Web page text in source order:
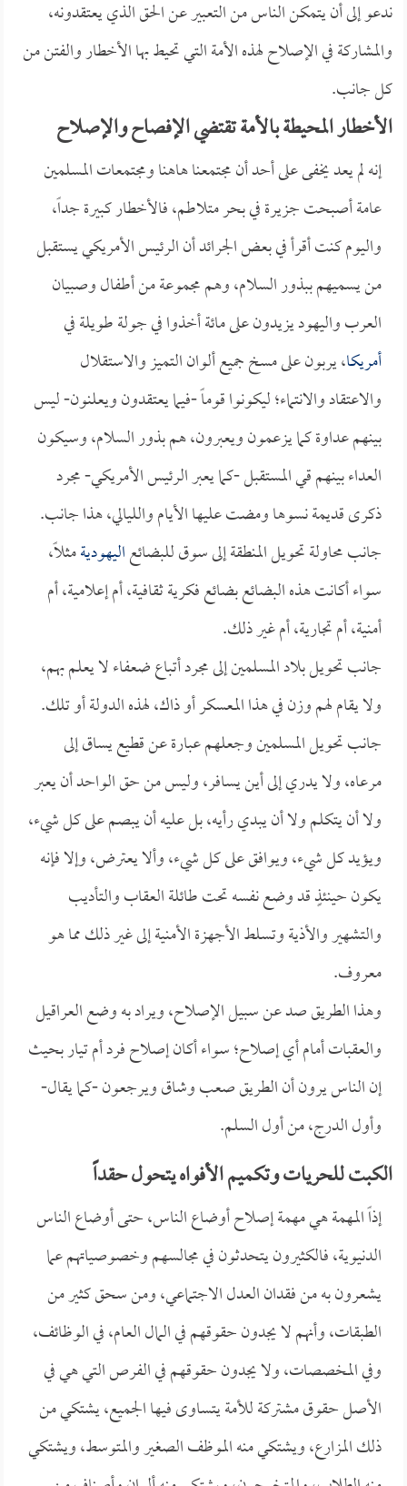
ندعو إلى أن يتمكن الناس من التعبير عن الحق الذي يعتقدونه،
والمشاركة في الإصلاح لهذه الأمة التي تحيط بها الأخطار والفتن من
كل جانب.
الأخطار المحيطة بالأمة تقتضي الإفصاح والإصلاح
إنه لم يعد يخفى على أحد أن مجتمعنا هاهنا ومجتمعات المسلمين
عامة أصبحت جزيرة في بحر متلاطم، فالأخطار كبيرة جداً،
واليوم كنت أقرأ في بعض الجرائد أن الرئيس الأمريكي يستقبل
من يسميهم ببذور السلام، وهم مجموعة من أطفال وصبيان
العرب واليهود يزيدون على مائة أخذوا في جولة طويلة في
أمريكا، يربون على مسخ جميع ألوان التميز والاستقلال
والاعتقاد والانتماء؛ ليكونوا قوماً -فيما يعتقدون ويعلنون- ليس
بينهم عداوة كما يزعمون ويعبرون، هم بذور السلام، وسيكون
العداء بينهم قي المستقبل -كما يعبر الرئيس الأمريكي- مجرد
ذكرى قديمة نسوها ومضت عليها الأيام والليالي، هذا جانب.
جانب محاولة تحويل المنطقة إلى سوق للبضائعاليهوديةمثلاً،
سواء أكانت هذه البضائع بضائع فكرية ثقافية، أم إعلامية، أم
أمنية، أم تجارية، أم غير ذلك.
جانب تحويل بلاد المسلمين إلى مجرد أتباع ضعفاء لا يعلم بهم،
ولا يقام لهم وزن في هذا المعسكر أو ذاك، لهذه الدولة أو تلك.
جانب تحويل المسلمين وجعلهم عبارة عن قطيع يساق إلى
مرعاه، ولا يدري إلى أين يسافر، وليس من حق الواحد أن يعبر
ولا أن يتكلم ولا أن يبدي رأيه، بل عليه أن يبصم على كل شيء،
ويؤيد كل شيء، ويوافق على كل شيء، وألا يعترض، وإلا فإنه
يكون حينئذٍ قد وضع نفسه تحت طائلة العقاب والتأديب
والتشهير والأذية وتسلط الأجهزة الأمنية إلى غير ذلك مما هو
معروف.
وهذا الطريق صد عن سبيل الإصلاح، ويراد به وضع العراقيل
والعقبات أمام أي إصلاح؛ سواء أكان إصلاح فرد أم تيار بحيث
إن الناس يرون أن الطريق صعب وشاق ويرجعون -كما يقال-
وأول الدرج، من أول السلم.
الكبت للحريات وتكميم الأفواه يتحول حقداً
إذاً المهمة هي مهمة إصلاح أوضاع الناس، حتى أوضاع الناس
الدنيوية، فالكثيرون يتحدثون في مجالسهم وخصوصياتهم عما
يشعرون به من فقدان العدل الاجتماعي، ومن سحق كثير من
الطبقات، وأنهم لا يجدون حقوقهم في المال العام، في الوظائف،
وفي المخصصات، ولا يجدون حقوقهم في الفرص التي هي في
الأصل حقوق مشتركة للأمة يتساوى فيها الجميع، يشتكي من
ذلك المزارع، ويشتكي منه الموظف الصغير والمتوسط، ويشتكي